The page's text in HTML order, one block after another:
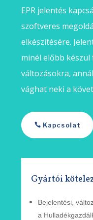
EPR jelentés
szoftveres
elkészítésére.
minél előbb készül
változásokra,
vághat neki a
Kapcsolat
Gyártói
Bejelentési,
a